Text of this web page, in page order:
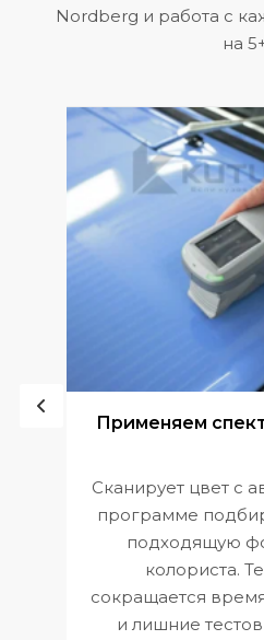
Nordberg и работа с
на
Применяем
Сканирует цвет с
программе
подходящую
колориста.
сокращается
и лишние